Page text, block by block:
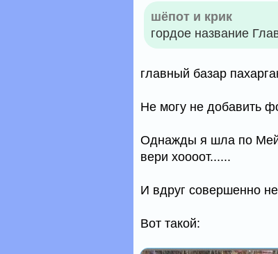
шёпот и крик
гордое название
главный базар
Не могу не добавить
Однажды я шла по
вери хоооот......
И вдруг совершенно
Вот такой: